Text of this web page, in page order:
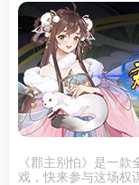
《郡主别怕》是一
戏，快来参与这场权